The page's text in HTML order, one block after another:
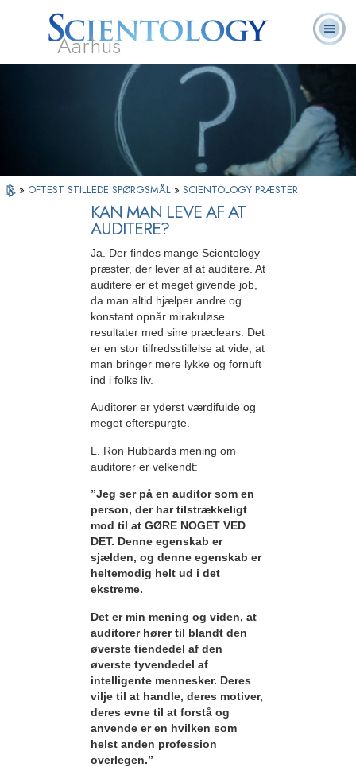
Aarhus
Scientology?
Frivillige
Hjælpere
Ofte stillede
spørgsmål
» OFTEST STILLEDE SPØRGSMÅL » SCIENTOLOGY PRÆSTER
KAN MAN LEVE AF AT
AUDITERE?
Ja. Der findes mange Scientology
præster, der lever af at auditere. At
auditere er et meget givende job,
da man altid hjælper andre og
konstant opnår mirakuløse
resultater med sine præclears. Det
er en stor tilfredsstillelse at vide, at
man bringer mere lykke og fornuft
ind i folks liv.
Auditorer er yderst værdifulde og
meget efterspurgte.
L. Ron Hubbards mening om
auditorer er velkendt:
”Jeg ser på en auditor som en
person, der har tilstrækkeligt
mod til at GØRE NOGET VED
DET. Denne egenskab er
sjælden, og denne egenskab er
heltemodig helt ud i det
ekstreme.
Det er min mening og viden, at
auditorer hører til blandt den
øverste tiendedel af den
øverste tyvendedel af
intelligente mennesker. Deres
vilje til at handle, deres motiver,
deres evne til at forstå og
anvende er en hvilken som
helst anden profession
overlegen.”